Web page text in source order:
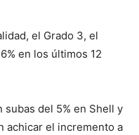
el Grado 3, el
en los últimos 12
subas del 5% en Shell y
achicar el incremento a